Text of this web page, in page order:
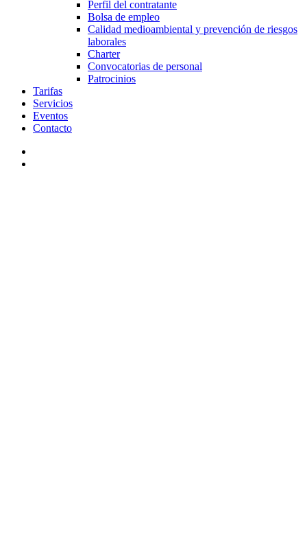
Perfil del contratante
Bolsa de empleo
Calidad medioambiental y prevención de riesgos
laborales
Charter
Convocatorias de personal
Patrocinios
Tarifas
Servicios
Eventos
Contacto